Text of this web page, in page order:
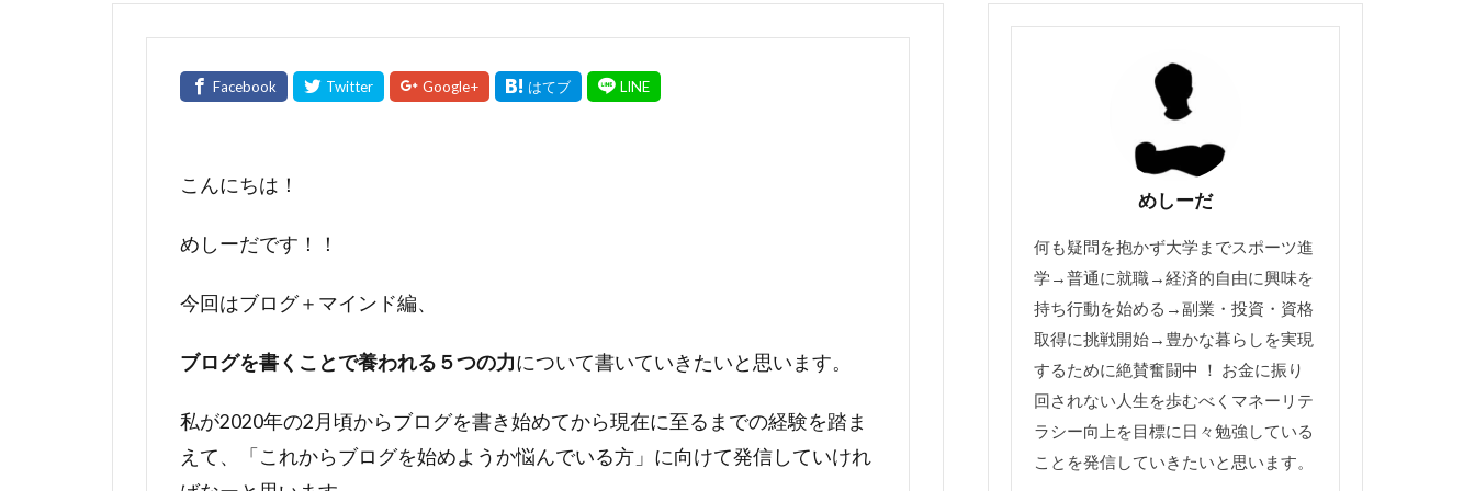
こんにちは！
めしーだです！！
今回はブログ＋マインド編、
ブログを書くことで養われる５つの力について書いていきたいと思います。
私が2020年の2月頃からブログを書き始めてから現在に至るまでの経験を踏ま
えて、「これからブログを始めようか悩んでいる方」に向けて発信していけれ
めしーだ
何も疑問を抱かず大学までスポーツ進
学→普通に就職→経済的自由に興味を
持ち行動を始める→副業・投資・資格
取得に挑戦開始→豊かな暮らしを実現
するために絶賛奮闘中 ！ お金に振り
回されない人生を歩むべくマネーリテ
ラシー向上を目標に日々勉強している
ことを発信していきたいと思います。